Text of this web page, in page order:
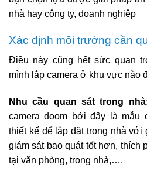
nhà hay công ty, doanh nghiệp
Xác định môi trường cần
Điều này cũng hết sức quan
mình lắp camera ở khu vực nào
Nhu cầu quan sát trong
camera doom bởi đây là mẫu
thiết kế để lắp đặt trong nhà với
giám sát bao quát tốt hơn, thích
tại văn phòng, trong nhà,….